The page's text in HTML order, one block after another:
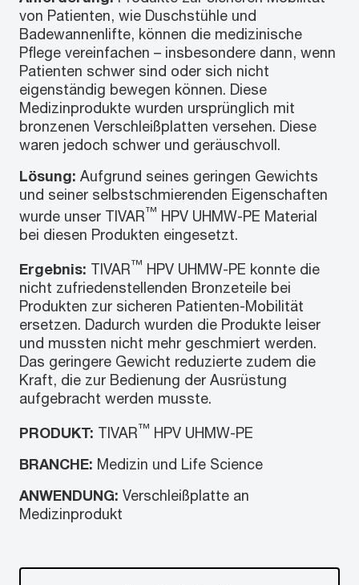
von Patienten, wie Duschstühle und
Badewannenlifte, können die medizinische
Pflege vereinfachen – insbesondere dann, wenn
Patienten schwer sind oder sich nicht
eigenständig bewegen können. Diese
Medizinprodukte wurden ursprünglich mit
bronzenen Verschleißplatten versehen. Diese
waren jedoch schwer und geräuschvoll.
Lösung: Aufgrund seines geringen Gewichts
und seiner selbstschmierenden Eigenschaften
wurde unser TIVAR™ HPV UHMW-PE Material
bei diesen Produkten eingesetzt.
Ergebnis: TIVAR™ HPV UHMW-PE konnte die
nicht zufriedenstellenden Bronzeteile bei
Produkten zur sicheren Patienten-Mobilität
ersetzen. Dadurch wurden die Produkte leiser
und mussten nicht mehr geschmiert werden.
Das geringere Gewicht reduzierte zudem die
Kraft, die zur Bedienung der Ausrüstung
aufgebracht werden musste.
PRODUKT: TIVAR™ HPV UHMW-PE
BRANCHE: Medizin und Life Science
ANWENDUNG: Verschleißplatte an
Medizinprodukt